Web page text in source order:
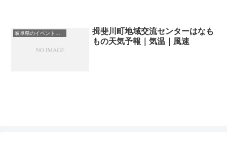
揖斐川町地域交流センターはなも
もの天気予報｜気温｜風速